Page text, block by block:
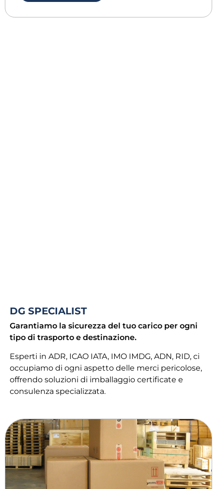
DG SPECIALIST
Garantiamo la sicurezza del tuo carico per ogni
tipo di trasporto e destinazione.
Esperti in ADR, ICAO IATA, IMO IMDG, ADN, RID, ci
occupiamo di ogni aspetto delle merci pericolose,
offrendo soluzioni di imballaggio certificate e
consulenza specializzata.